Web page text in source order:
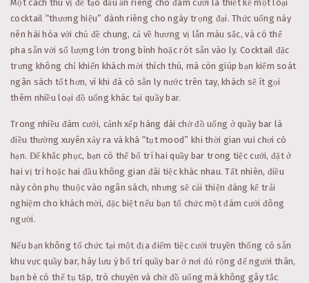
Một cách thú vị để tạo dấu ấn riêng cho đám cưới là thiết kế một loại
cocktail “thương hiệu” dành riêng cho ngày trọng đại. Thức uống này
nên hài hòa với chủ đề chung, cả về hương vị lẫn màu sắc, và có thể
pha sẵn với số lượng lớn trong bình hoặc rót sẵn vào ly. Cocktail đặc
trưng không chỉ khiến khách mời thích thú, mà còn giúp bạn kiểm soát
ngân sách tốt hơn, vì khi đã có sẵn ly nước trên tay, khách sẽ ít gọi
thêm nhiều loại đồ uống khác tại quầy bar.
Trong nhiều đám cưới, cảnh xếp hàng dài chờ đồ uống ở quầy bar là
điều thường xuyên xảy ra và khá “tụt mood” khi thời gian vui chơi có
hạn. Để khắc phục, bạn có thể bố trí hai quầy bar trong tiệc cưới, đặt ở
hai vị trí hoặc hai đầu không gian đãi tiệc khác nhau. Tất nhiên, điều
này còn phụ thuộc vào ngân sách, nhưng sẽ cải thiện đáng kể trải
nghiệm cho khách mời, đặc biệt nếu bạn tổ chức một đám cưới đông
người.
Nếu bạn không tổ chức tại một địa điểm tiệc cưới truyền thống có sẵn
khu vực quầy bar, hãy lưu ý bố trí quầy bar ở nơi đủ rộng để người thân,
bạn bè có thể tụ tập, trò chuyện và chờ đồ uống mà không gây tắc